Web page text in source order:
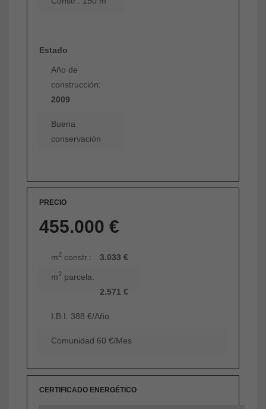
Estado
Año de
construcción:
2009
Buena
conservación
PRECIO
455.000 €
m2 constr.: 3.033 €
m2 parcela:
2.571 €
I.B.I. 388 €/Año
Comunidad 60 €/Mes
CERTIFICADO ENERGÉTICO